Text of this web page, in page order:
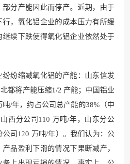
分产能因此而停产。近期，由于
，氧化铝企业的成本压力有所缓
续下跌使得氧化铝企业依然处于
纷缩减氧化铝的产能：山东信发
都将产能压缩1/2 产能；中国铝业
吨/年，约占公司总产能的38%（中
西分公司110 万吨/年，山东分公
公司120 万吨/年）。我们认为：公
品盈利下滑的情况下果断减产，